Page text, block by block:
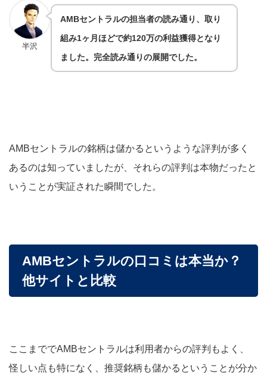
半沢
AMBセントラルの担当者の読み通り、取り
組み1ヶ月ほどで約120万の利益獲得となり
ました。完全読み通りの展開でした。
AMBセントラルの銘柄は儲かるというような評判が多く
あるのは知っていましたが、それらの評判は本物だったと
いうことが実証された瞬間でした。
AMBセントラルの口コミは本当か？
他サイトと比較
ここまででAMBセントラルは利用者からの評判もよく、
怪しい点も特になく、推奨銘柄も儲かるということが分か